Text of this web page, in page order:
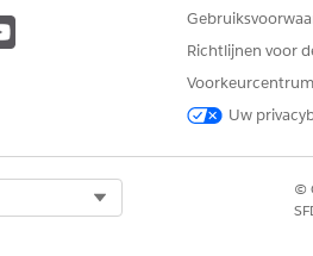
Veldsets maken:
Velden voor uitkeringen aanpassen:
Maak in Set-up een veldset voor
Richtlijnen voor
Uw
©